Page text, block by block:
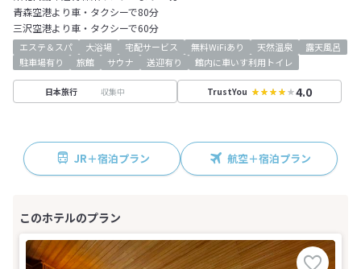
青森空港より車・タクシーで80分
三沢空港より車・タクシーで60分
エステ＆スパ 大浴場 宅配サービス 無料WiFiあり 天然温泉
露天風呂
駐車場有り
旅館 サウナ 送迎有り 館内に車いす利用トイレ
日本旅行 収集中 TrustYou 4.0
JR＋宿泊プラン 航空＋宿泊プラン